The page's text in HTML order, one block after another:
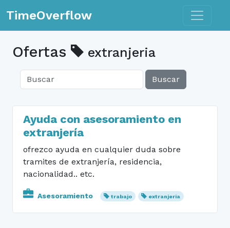
TimeOverflow Toggle
Ofertas extranjeria
Buscar
Ayuda con asesoramiento en
extranjería
ofrezco ayuda en cualquier duda sobre
tramites de extranjería, residencia,
nacionalidad.. etc.
Asesoramiento trabajo extranjeria